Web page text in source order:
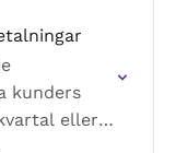
kunders
eller